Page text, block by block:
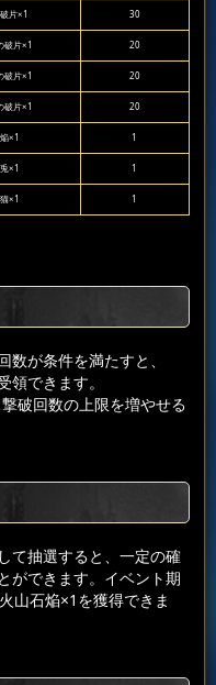
片×1 30
破片×1 20
破片×1 20
破片×1 20
×1 1
×1 1
×1 1
が条件を満たすと、
領できます。
破回数の上限を増やせる
て抽選すると、一定の確
ができます。イベント期
山石焔×1を獲得できま